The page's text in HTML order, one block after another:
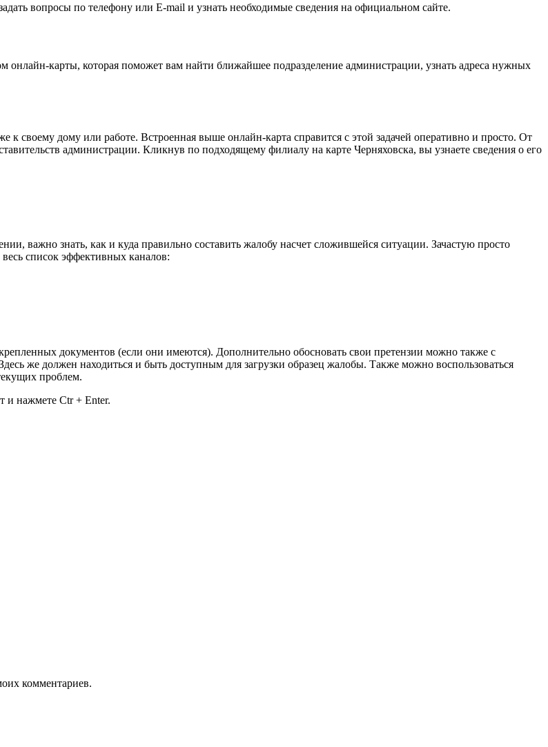
вопросы по телефону или E-mail и узнать необходимые сведения на официальном сайте.
онлайн-карты, которая поможет вам найти ближайшее подразделение администрации, узнать адреса нужных
своему дому или работе. Встроенная выше онлайн-карта справится с этой задачей оперативно и просто. От
администрации. Кликнув по подходящему филиалу на карте Черняховска, вы узнаете сведения о его
важно знать, как и куда правильно составить жалобу насчет сложившейся ситуации. Зачастую просто
список эффективных каналов:
документов (если они имеются). Дополнительно обосновать свои претензии можно также с
же должен находиться и быть доступным для загрузки образец жалобы. Также можно воспользоваться
проблем.
и нажмете Ctr + Enter.
комментариев.